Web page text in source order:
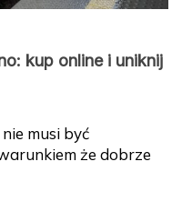
kup online i uniknij
musi być
że dobrze